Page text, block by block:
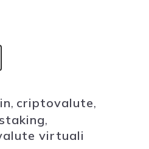
, criptovalute,
staking,
virtuali